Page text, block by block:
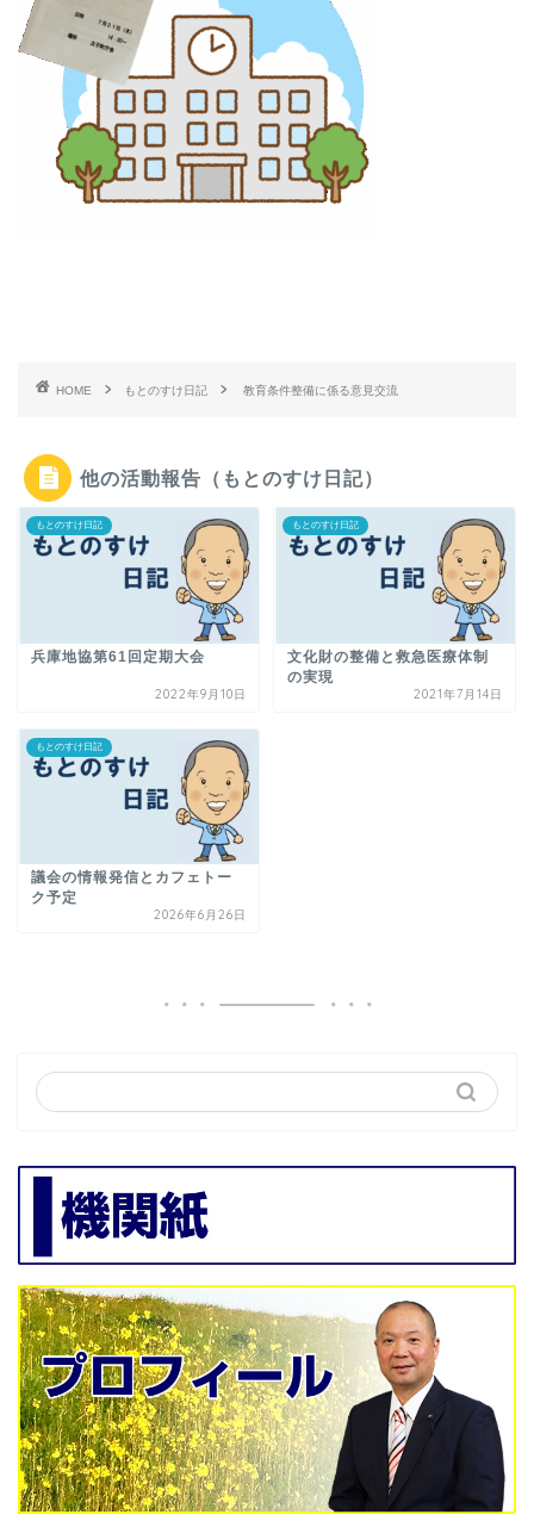
HOME もとのすけ日記 教育条件整備に係る意見交流
他の活動報告（もとのすけ日記）
もとのすけ日記
兵庫地協第61回定期大会
2022年9月10日
もとのすけ日記
文化財の整備と救急医療体制
の実現
2021年7月14日
もとのすけ日記
議会の情報発信とカフェトー
ク予定
2026年6月26日